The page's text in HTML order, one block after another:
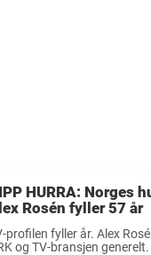
HURRA: Norges
Rosén fyller 57 år
profilen fyller år. Alex
og TV-bransjen